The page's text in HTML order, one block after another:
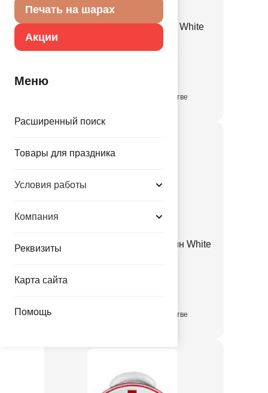
Печать на шарах
Акции
Меню
Расширенный поиск
Товары для праздника
Условия работы
Компания
Реквизиты
Карта сайта
Помощь
Е 12" Пастель Retro Sand White
в достаточном количестве
К Б/РИС СЕРДЦЕ 68" Сатин White
в достаточном количестве